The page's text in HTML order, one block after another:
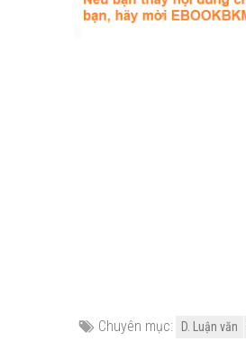
Chuyên mục: D. Luận văn